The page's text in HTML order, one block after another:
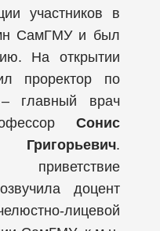
участников в
СамГМУ и был
На открытии
проректор по
– главный врач
Сонис
.
приветствие
доцент
лицевой